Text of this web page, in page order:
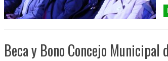
Beca y Bono Concejo